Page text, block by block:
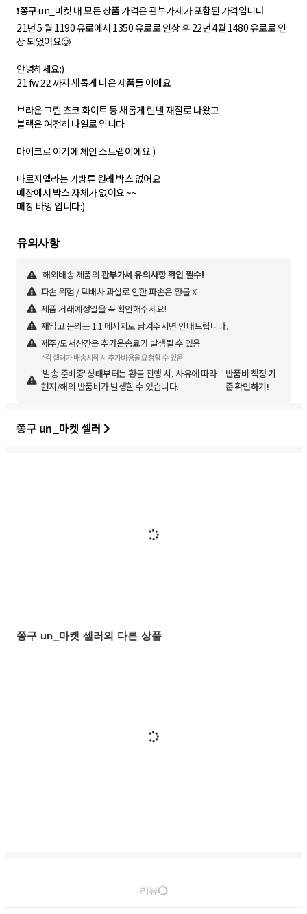
❗쫑구 un_마켓 내 모든 상품 가격은 관부가세가 포함된 가격입니다
21년 5 월 1190 유로에서 1350 유로로 인상 후 22년 4월 1480 유로로 인
상 되었어요🥲
안녕하세요:)
21 fw 22 까지 새롭게 나온 제품들 이에요
브라운 그린 쵸코 화이트 등 새롭게 린넨 재질로 나왔고
블랙은 여전히 나일로 입니다
마이크로 이기에 체인 스트랩이에요:)
마르지엘라는 가방류 원래 박스 없어요
매장에서 박스 자체가 없어요 ~~
매장 바잉 입니다:)
유의사항
해외배송 제품의 관부가세 유의사항 확인 필수!
파손 위험 / 택배사 과실로 인한 파손은 환불 X
제품 거래예정일을 꼭 확인해주세요!
재입고 문의는 1:1 메시지로 남겨주시면 안내드립니다.
제주/도서산간은 추가운송료가 발생될 수 있음
*각 셀러가 배송시작 시 추가비용을 요청할 수 있음
'발송 준비중' 상태부터는 환불 진행 시, 사유에 따라
현지/해외 반품비가 발생할 수 있습니다.
반품비 책정 기
준 확인하기!
쫑구 un_마켓 셀러
쫑구 un_마켓 셀러의 다른 상품
리뷰